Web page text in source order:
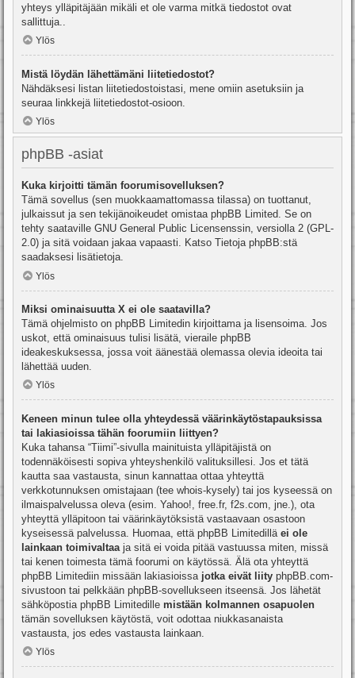
yhteys ylläpitäjään mikäli et ole varma mitkä tiedostot ovat
sallittuja..
Ylös
Mistä löydän lähettämäni liitetiedostot?
Nähdäksesi listan liitetiedostoistasi, mene omiin asetuksiin ja
seuraa linkkejä liitetiedostot-osioon.
Ylös
phpBB -asiat
Kuka kirjoitti tämän foorumisovelluksen?
Tämä sovellus (sen muokkaamattomassa tilassa) on tuottanut,
julkaissut ja sen tekijänoikeudet omistaa phpBB Limited. Se on
tehty saataville GNU General Public Licensenssin, versiolla 2 (GPL-
2.0) ja sitä voidaan jakaa vapaasti. Katso Tietoja phpBB:stä
saadaksesi lisätietoja.
Ylös
Miksi ominaisuutta X ei ole saatavilla?
Tämä ohjelmisto on phpBB Limitedin kirjoittama ja lisensoima. Jos
uskot, että ominaisuus tulisi lisätä, vieraile phpBB
ideakeskuksessa , jossa voit äänestää olemassa olevia ideoita tai
lähettää uuden.
Ylös
Keneen minun tulee olla yhteydessä väärinkäytöstapauksissa
tai lakiasioissa tähän foorumiin liittyen?
Kuka tahansa “Tiimi”-sivulla mainituista ylläpitäjistä on
todennäköisesti sopiva yhteyshenkilö valituksillesi. Jos et tätä
kautta saa vastausta, sinun kannattaa ottaa yhteyttä
verkkotunnuksen omistajaan (tee whois-kysely) tai jos kyseessä on
ilmaispalvelussa oleva (esim. Yahoo!, free.fr, f2s.com, jne.), ota
yhteyttä ylläpitoon tai väärinkäytöksistä vastaavaan osastoon
kyseisessä palvelussa. Huomaa, että phpBB Limitedillä ei ole
lainkaan toimivaltaa ja sitä ei voida pitää vastuussa miten, missä
tai kenen toimesta tämä foorumi on käytössä. Älä ota yhteyttä
phpBB Limitediin missään lakiasioissa jotka eivät liity phpBB.com-
sivustoon tai pelkkään phpBB-sovellukseen itseensä. Jos lähetät
sähköpostia phpBB Limitedille mistään kolmannen osapuolen
tämän sovelluksen käytöstä, voit odottaa niukkasanaista
vastausta, jos edes vastausta lainkaan.
Ylös